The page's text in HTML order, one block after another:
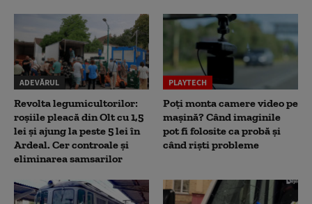
ADEVĂRUL
Revolta legumicultorilor:
roșiile pleacă din Olt cu 1,5
lei și ajung la peste 5 lei în
Ardeal. Cer controale și
eliminarea samsarilor
PLAYTECH
Poți monta camere video pe
mașină? Când imaginile
pot fi folosite ca probă și
când riști probleme